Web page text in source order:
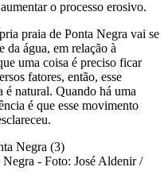
o processo erosivo.
praia de Ponta Negra vai se
da água, em relação à
uma coisa é preciso ficar
fatores, então, esse
é natural. Quando há uma
é que esse movimento
Negra - Foto: José Aldenir /